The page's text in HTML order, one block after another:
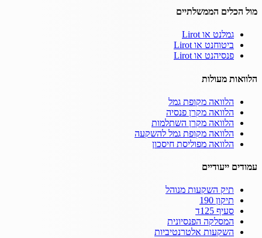
מול הכלים הממשלתיים
גמלנט או Lirot
ביטוחנט או Lirot
פנסיהנט או Lirot
הלוואות מעולות
הלוואה מקופת גמל
הלוואה מקרן פנסיה
הלוואה מקרן השתלמות
הלוואה מקופת גמל להשקעה
הלוואה מפוליסת חיסכון
עמודים ייעודיים
תיק השקעות מנוהל
תיקון 190
סעיף 125ד
המסלקה הפנסיונית
השקעות אלטרנטיביות